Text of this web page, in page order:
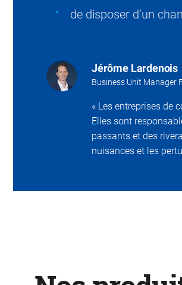
de disposer d’un
Jérôme Lardenois
Business Unit Manager
« Les entreprises de
Elles sont
passants et des
nuisances et les